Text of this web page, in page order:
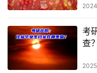
考
查？